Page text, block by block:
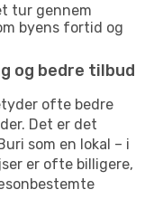
tur gennem
byens fortid og
og bedre tilbud
ofte bedre
Det er det
som en lokal – i
er ofte billigere,